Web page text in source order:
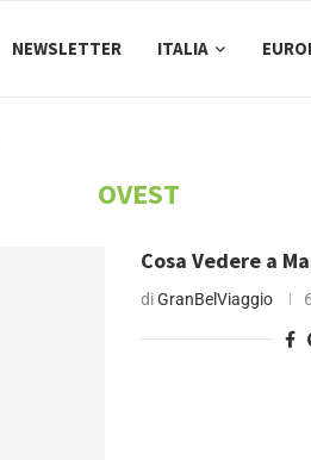
NEWSLETTER ITALIA
OVEST
Cosa Vedere a
diGranBelViaggio